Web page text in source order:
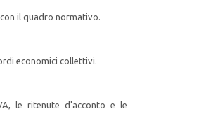
il quadro normativo.
economici collettivi.
le ritenute d'acconto e le